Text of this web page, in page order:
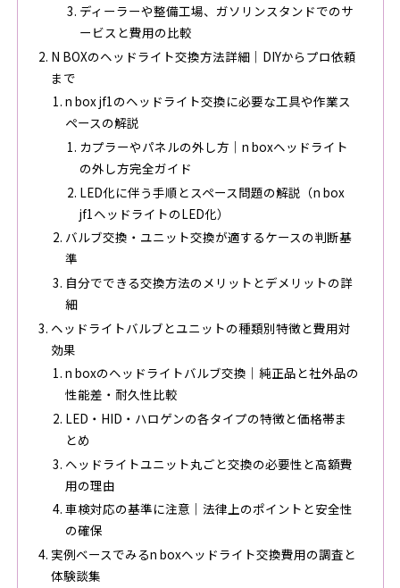
ディーラーや整備工場、ガソリンスタンドでのサ
ービスと費用の比較
N BOXのヘッドライト交換方法詳細｜DIYからプロ依頼
まで
n box jf1のヘッドライト交換に必要な工具や作業ス
ペースの解説
カプラーやパネルの外し方｜n boxヘッドライト
の外し方完全ガイド
LED化に伴う手順とスペース問題の解説（n box
jf1ヘッドライトのLED化）
バルブ交換・ユニット交換が適するケースの判断基
準
自分でできる交換方法のメリットとデメリットの詳
細
ヘッドライトバルブとユニットの種類別特徴と費用対
効果
n boxのヘッドライトバルブ交換｜純正品と社外品の
性能差・耐久性比較
LED・HID・ハロゲンの各タイプの特徴と価格帯ま
とめ
ヘッドライトユニット丸ごと交換の必要性と高額費
用の理由
車検対応の基準に注意｜法律上のポイントと安全性
の確保
実例ベースでみるn boxヘッドライト交換費用の調査と
体験談集